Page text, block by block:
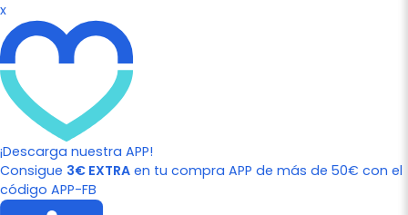
x
¡Descarga nuestra APP!
Consigue 3€ EXTRA en tu compra APP de más de 50€ con el
código APP-FB